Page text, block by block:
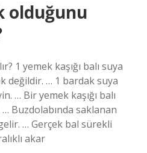
olduğunu
1 yemek kaşığı balı suya
değildir. … 1 bardak suya
… Bir yemek kaşığı balı
Buzdolabında saklanan
… Gerçek bal sürekli
akar